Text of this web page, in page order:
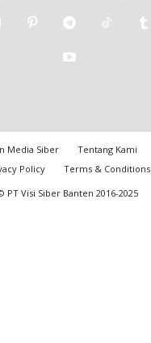
Media Siber Tentang Kami
Policy
Terms & Conditions
PT Visi Siber Banten 2016-2025